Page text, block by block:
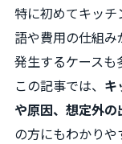
特に初めてキッ
語や費用の仕組
発生するケースも
この記事では、 キ
や原因、想定外
の方にもわかりや